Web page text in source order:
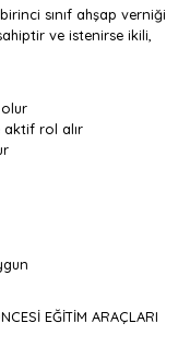
sınıf ahşap verniği
ve istenirse ikili,
aktif rol alır
EĞİTİM ARAÇLARI